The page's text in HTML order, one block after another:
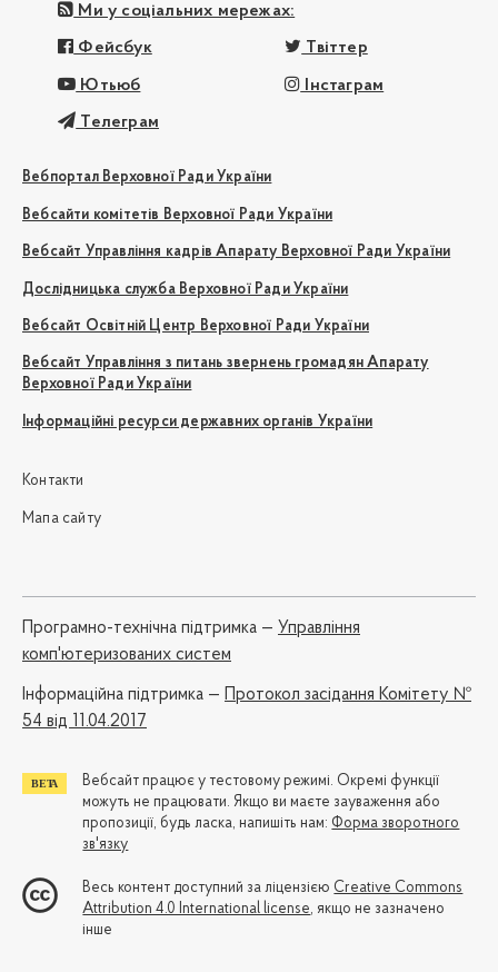
Ми у соціальних мережах:
Фейсбук Твіттер
Ютьюб Інстаграм
Телеграм
Вебпортал Верховної Ради України
Вебсайти комітетів Верховної Ради України
Вебсайт Управління кадрів Апарату Верховної Ради України
Дослідницька служба Верховної Ради України
Вебсайт Освітній Центр Верховної Ради України
Вебсайт Управління з питань звернень громадян Апарату
Верховної Ради України
Інформаційні ресурси державних органів України
Контакти
Мапа сайту
Програмно-технічна підтримка — Управління
комп'ютеризованих систем
Iнформаційна підтримка —
Протокол засідання Комітету №
54 від 11.04.2017
Вебсайт працює у тестовому режимі. Окремі функції
можуть не працювати. Якщо ви маєте зауваження або
пропозиції, будь ласка, напишіть нам: Форма зворотного
зв'язку
Весь контент доступний за ліцензією Creative Commons
Attribution 4.0 International license, якщо не зазначено
інше